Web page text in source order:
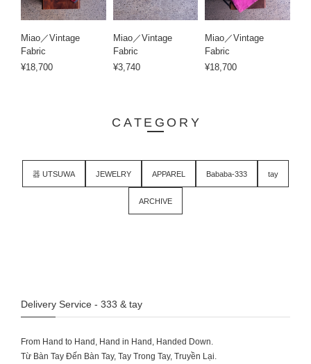
Miao／Vintage
Fabric
¥18,700
Miao／Vintage
Fabric
¥3,740
Miao／Vintage
Fabric
¥18,700
CATEGORY
器 UTSUWA JEWELRY APPAREL Bababa-333 tay
ARCHIVE
Delivery Service - 333 & tay
From Hand to Hand, Hand in Hand, Handed Down.